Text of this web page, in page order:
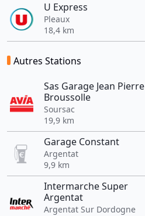
U Express
Pleaux
18,4 km
Autres Stations
Sas Garage Jean Pierre
Broussolle
Soursac
19,9 km
Garage Constant
Argentat
9,9 km
Intermarche Super
Argentat
Argentat Sur Dordogne